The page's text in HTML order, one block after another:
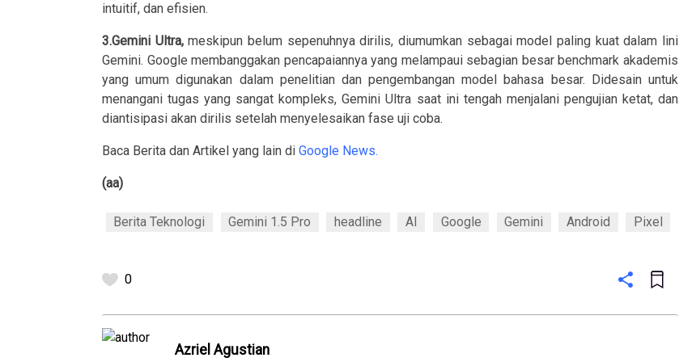
intuitif, dan efisien.
3.Gemini Ultra,meskipun belum sepenuhnya dirilis, diumumkan sebagai model paling kuat dalam lini
Gemini. Google membanggakan pencapaiannya yang melampaui sebagian besar benchmark akademis
yang umum digunakan dalam penelitian dan pengembangan model bahasa besar. Didesain untuk
menangani tugas yang sangat kompleks, Gemini Ultra saat ini tengah menjalani pengujian ketat, dan
diantisipasi akan dirilis setelah menyelesaikan fase uji coba.
Baca Berita dan Artikel yang lain di Google News.
(aa)
Berita Teknologi Gemini 1.5 Pro headline AI Google Gemini Android Pixel
0
Azriel Agustian